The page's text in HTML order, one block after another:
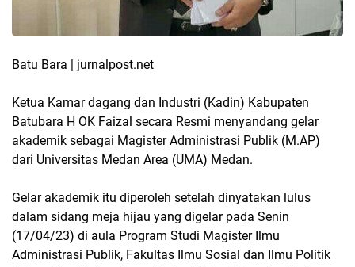
Batu Bara | jurnalpost.net
Ketua Kamar dagang dan Industri (Kadin) Kabupaten
Batubara H OK Faizal secara Resmi menyandang gelar
akademik sebagai Magister Administrasi Publik (M.AP)
dari Universitas Medan Area (UMA) Medan.
Gelar akademik itu diperoleh setelah dinyatakan lulus
dalam sidang meja hijau yang digelar pada Senin
(17/04/23) di aula Program Studi Magister Ilmu
Administrasi Publik, Fakultas Ilmu Sosial dan Ilmu Politik